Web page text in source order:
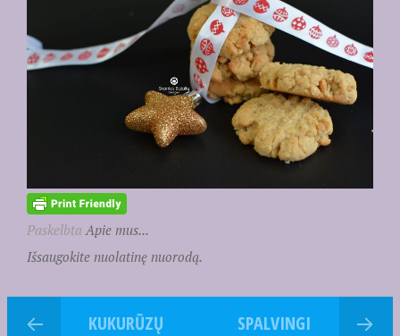
Paskelbta Apie mus...
Išsaugokite nuolatinę nuorodą.
KUKURŪZŲ
SPALVINGI